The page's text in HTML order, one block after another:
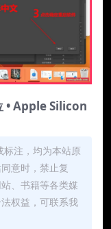
• Apple Silicon
标注，均为本站原
意时，禁止复
、书籍等各类媒
权益，可联系我